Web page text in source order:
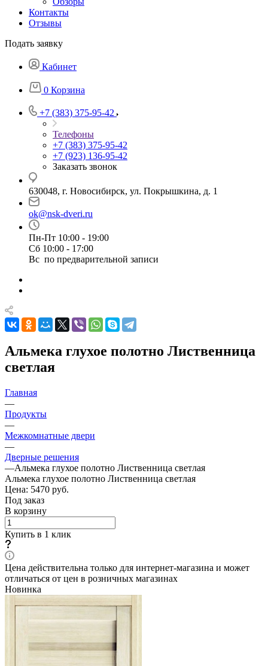
Контакты
Отзывы
Подать заявку
Кабинет
0 Корзина
+7 (383) 375-95-42
Телефоны
+7 (383) 375-95-42
+7 (923) 136-95-42
Заказать звонок
630048, г. Новосибирск, ул. Покрышкина, д. 1
ok@nsk-dveri.ru
Пн-Пт 10:00 - 19:00
Сб 10:00 - 17:00
Вс по предварительной записи
Альмека глухое полотно Лиственница
светлая
Главная
—
Продукты
—
Межкомнатные двери
—
Дверные решения
—Альмека глухое полотно Лиственница светлая
Альмека глухое полотно Лиственница светлая
Цена: 5470 руб.
Под заказ
В корзину
Купить в 1 клик
Цена действительна только для интернет-магазина и может
отличаться от цен в розничных магазинах
Новинка